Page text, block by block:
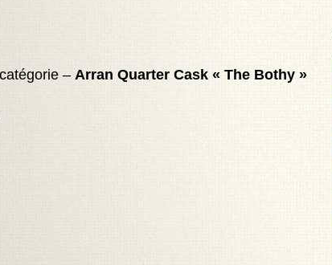
– Arran Quarter Cask « The Bothy »